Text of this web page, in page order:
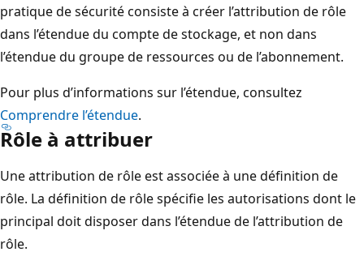
pratique de sécurité consiste à créer l’attribution de rôle
dans l’étendue du compte de stockage, et non dans
l’étendue du groupe de ressources ou de l’abonnement.
Pour plus d’informations sur l’étendue, consultez
Comprendre l’étendue.
Rôle à attribuer
Une attribution de rôle est associée à une définition de
rôle. La définition de rôle spécifie les autorisations dont le
principal doit disposer dans l’étendue de l’attribution de
rôle.